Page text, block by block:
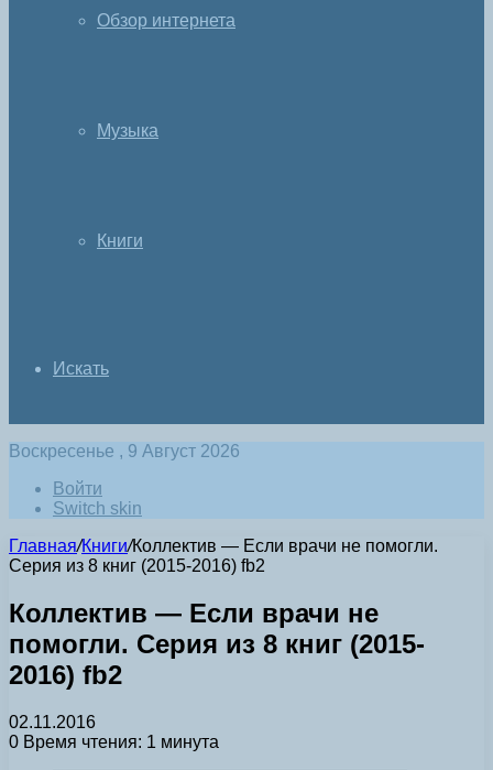
Обзор интернета
Музыка
Книги
Искать
Воскресенье , 9 Август 2026
Войти
Switch skin
Главная/Книги/Коллектив — Если врачи не помогли.
Серия из 8 книг (2015-2016) fb2
Коллектив — Если врачи не
помогли. Серия из 8 книг (2015-
2016) fb2
02.11.2016
0 Время чтения: 1 минута